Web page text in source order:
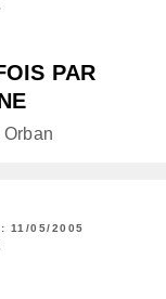
PAR
: 11/05/2005